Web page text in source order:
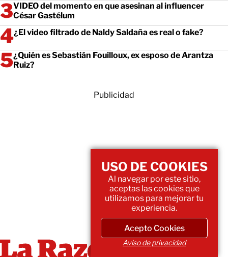
VIDEO del momento en que asesinan al influencer
César Gastélum
¿El video filtrado de Naldy Saldaña es real o fake?
¿Quién es Sebastián Fouilloux, ex esposo de Arantza
Ruiz?
Publicidad
USO DE COOKIES
Al navegar por este sitio,
aceptas las cookies que
utilizamos para mejorar tu
experiencia.
Acepto Cookies
Aviso de privacidad